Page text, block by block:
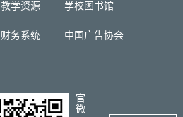
教学资源 学校图书馆
财务系统 中国广告协会
官
微